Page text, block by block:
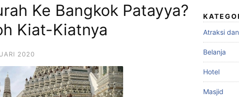
Ke Bangkok Patayya?
Kiat-Kiatnya
2020
Atraksi
Belanja
Hotel
Masjid